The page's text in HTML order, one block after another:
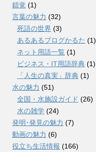
錯覚 (1)
言葉の魅力 (32)
死語の世界 (3)
あるあるブログかるた (1)
ネット用語一覧 (1)
ビジネス・IT用語辞典 (1)
「人生の真実」辞典 (1)
水の魅力 (51)
全国・水施設ガイド (26)
水の雑学 (24)
発明･発見の魅力 (7)
動画の魅力 (6)
役立ち生活情報 (166)